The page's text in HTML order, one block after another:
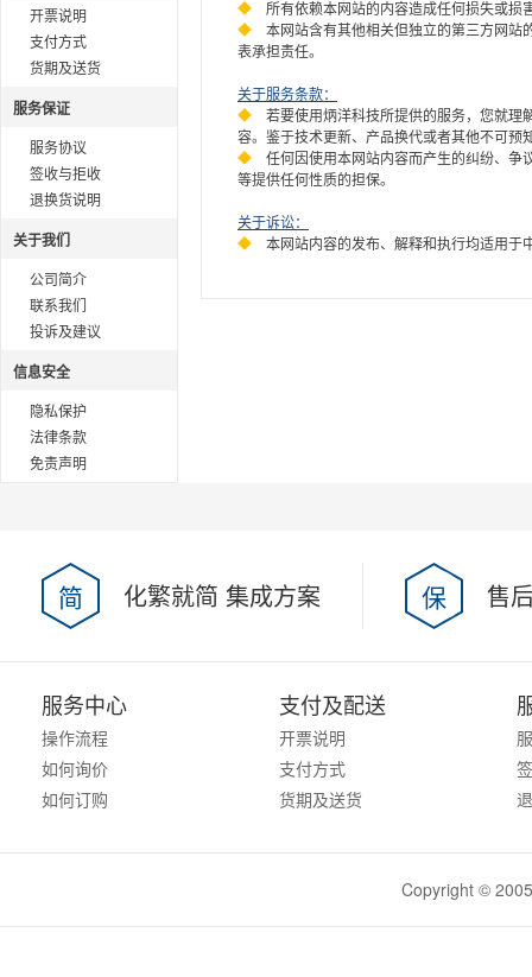
开票说明
支付方式
货期及送货
服务保证
服务协议
签收与拒收
退换货说明
关于我们
公司简介
联系我们
投诉及建议
信息安全
隐私保护
法律条款
免责声明
◆ 所有依赖本网站的内容造成任何损失或
◆ 本网站含有其他相关但独立的第三方网站
表承担责任。
关于服务条款：
◆ 若要使用炳洋科技所提供的服务，您就理
容。鉴于技术更新、产品换代或者其他不可预
◆ 任何因使用本网站内容而产生的纠纷、争
等提供任何性质的担保。
关于诉讼：
◆ 本网站内容的发布、解释和执行均适用于
简 化繁就简 集成方案 保 售
服务中心
操作流程
如何询价
如何订购
支付及配送
开票说明
支付方式
货期及送货
Copyright ©